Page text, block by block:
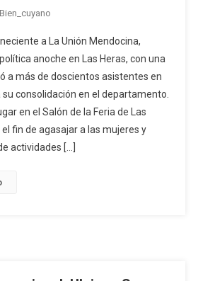
Bien_cuyano
a La Unión Mendocina,
anoche en Las Heras, con una
a más de doscientos asistentes en
consolidación en el departamento.
en el Salón de la Feria de Las
fin de agasajar a las mujeres y
actividades […]